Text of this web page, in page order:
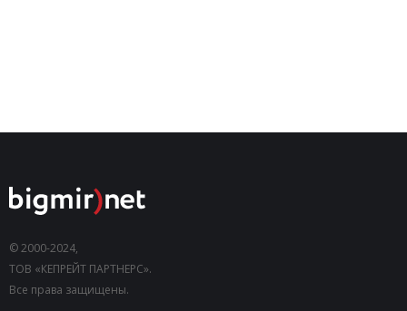
© 2000-2024,
ТОВ «КЕПРЕЙТ ПАРТНЕРС».
Все права защищены.